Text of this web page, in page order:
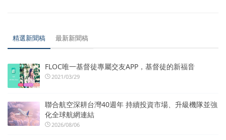
精選新聞稿 最新新聞稿
FLOC唯一基督徒專屬交友APP，基督徒的新福音
2021/03/29
聯合航空深耕台灣40週年 持續投資市場、升級機隊並強
化全球航網連結
2026/08/06